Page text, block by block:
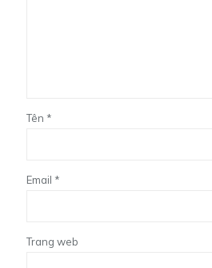
Tên *
Email *
Trang web